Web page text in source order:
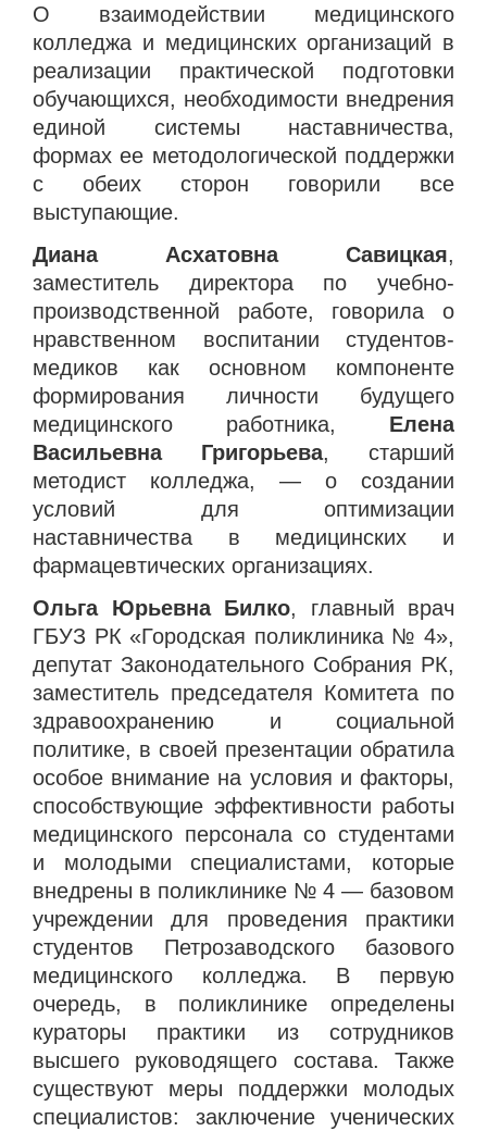
О взаимодействии медицинского
колледжа и медицинских организаций в
реализации практической подготовки
обучающихся, необходимости внедрения
единой системы наставничества,
формах ее методологической поддержки
с обеих сторон говорили все
выступающие.
Диана Асхатовна Савицкая,
заместитель директора по учебно-
производственной работе, говорила о
нравственном воспитании студентов-
медиков как основном компоненте
формирования личности будущего
медицинского работника, Елена
Васильевна Григорьева, старший
методист колледжа, — о создании
условий для оптимизации
наставничества в медицинских и
фармацевтических организациях.
Ольга Юрьевна Билко, главный врач
ГБУЗ РК «Городская поликлиника № 4»,
депутат Законодательного Собрания РК,
заместитель председателя Комитета по
здравоохранению и социальной
политике, в своей презентации обратила
особое внимание на условия и факторы,
способствующие эффективности работы
медицинского персонала со студентами
и молодыми специалистами, которые
внедрены в поликлинике № 4 — базовом
учреждении для проведения практики
студентов Петрозаводского базового
медицинского колледжа. В первую
очередь, в поликлинике определены
кураторы практики из сотрудников
высшего руководящего состава. Также
существуют меры поддержки молодых
специалистов: заключение ученических